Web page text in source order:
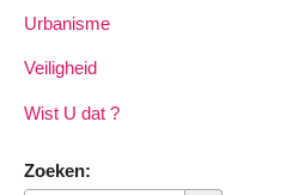
Urbanisme
Veiligheid
Wist U dat ?
Zoeken: